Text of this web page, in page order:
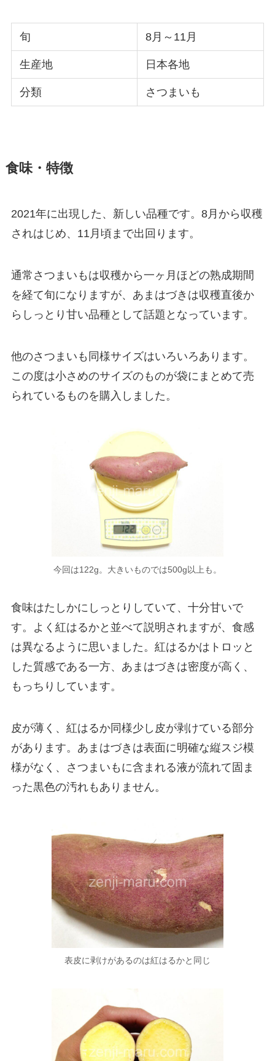
旬 8月～11月
生産地 日本各地
分類 さつまいも
食味・特徴
2021年に出現した、新しい品種です。8月から収穫
されはじめ、11月頃まで出回ります。
通常さつまいもは収穫から一ヶ月ほどの熟成期間
を経て旬になりますが、あまはづきは収穫直後か
らしっとり甘い品種として話題となっています。
他のさつまいも同様サイズはいろいろあります。
この度は小さめのサイズのものが袋にまとめて売
られているものを購入しました。
今回は122g。大きいものでは500g以上も。
食味はたしかにしっとりしていて、十分甘いで
す。よく紅はるかと並べて説明されますが、食感
は異なるように思いました。紅はるかはトロッと
した質感である一方、あまはづきは密度が高く、
もっちりしています。
皮が薄く、紅はるか同様少し皮が剥けている部分
があります。あまはづきは表面に明確な縦スジ模
様がなく、さつまいもに含まれる液が流れて固ま
った黒色の汚れもありません。
表皮に剥けがあるのは紅はるかと同じ